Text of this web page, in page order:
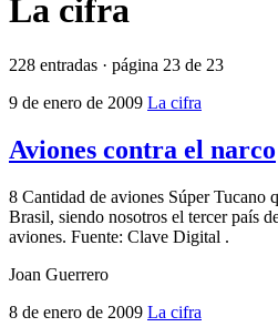
La cifra
228 entradas · página 23 de 23
9 de enero de 2009 La cifra
Aviones contra el narco
8 Cantidad de aviones Súper Tucano
Brasil, siendo nosotros el tercer país
aviones. Fuente: Clave Digital .
Joan Guerrero
8 de enero de 2009 La cifra